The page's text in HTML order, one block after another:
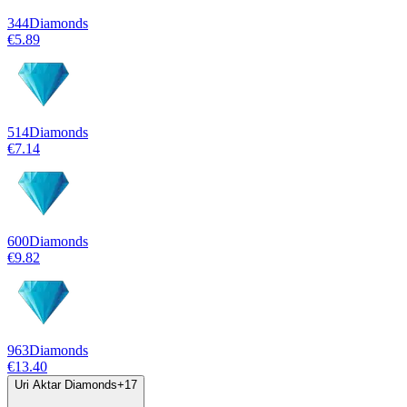
344Diamonds
€5.89
514Diamonds
€7.14
600Diamonds
€9.82
963Diamonds
€13.40
Uri Aktar Diamonds+17